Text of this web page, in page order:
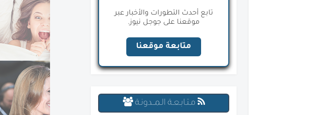
تابع أحدث التطورات والأخبار عبر
موقعنا على جوجل نيوز.
متابعة موقعنا
مـتـابـعـة الـمــدونـة